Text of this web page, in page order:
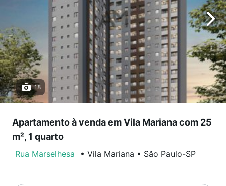
18
Apartamento à venda em Vila Mariana com 25
m², 1 quarto
Rua Marselhesa • Vila Mariana • São Paulo-SP